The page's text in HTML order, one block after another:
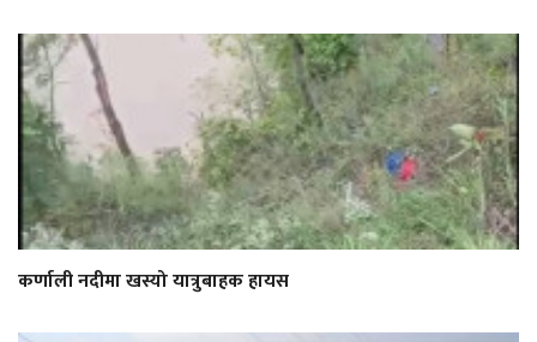
कर्णाली नदीमा खस्यो यात्रुबाहक हायस